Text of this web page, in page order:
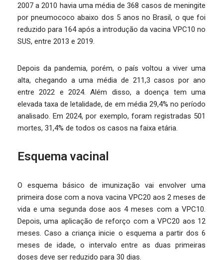
2007 a 2010 havia uma média de 368 casos de meningite
por pneumococo abaixo dos 5 anos no Brasil, o que foi
reduzido para 164 após a introdução da vacina VPC10 no
SUS, entre 2013 e 2019.
Depois da pandemia, porém, o país voltou a viver uma
alta, chegando a uma média de 211,3 casos por ano
entre 2022 e 2024. Além disso, a doença tem uma
elevada taxa de letalidade, de em média 29,4% no período
analisado. Em 2024, por exemplo, foram registradas 501
mortes, 31,4% de todos os casos na faixa etária.
Esquema vacinal
O esquema básico de imunização vai envolver uma
primeira dose com a nova vacina VPC20 aos 2 meses de
vida e uma segunda dose aos 4 meses com a VPC10.
Depois, uma aplicação de reforço com a VPC20 aos 12
meses. Caso a criança inicie o esquema a partir dos 6
meses de idade, o intervalo entre as duas primeiras
doses deve ser reduzido para 30 dias.